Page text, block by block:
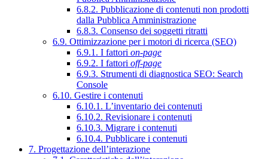
6.8.2. Pubblicazione di contenuti non prodotti
dalla Pubblica Amministrazione
6.8.3. Consenso dei soggetti ritratti
6.9. Ottimizzazione per i motori di ricerca (SEO)
6.9.1. I fattori on-page
6.9.2. I fattori off-page
6.9.3. Strumenti di diagnostica SEO: Search
Console
6.10. Gestire i contenuti
6.10.1. L’inventario dei contenuti
6.10.2. Revisionare i contenuti
6.10.3. Migrare i contenuti
6.10.4. Pubblicare i contenuti
7. Progettazione dell’interazione